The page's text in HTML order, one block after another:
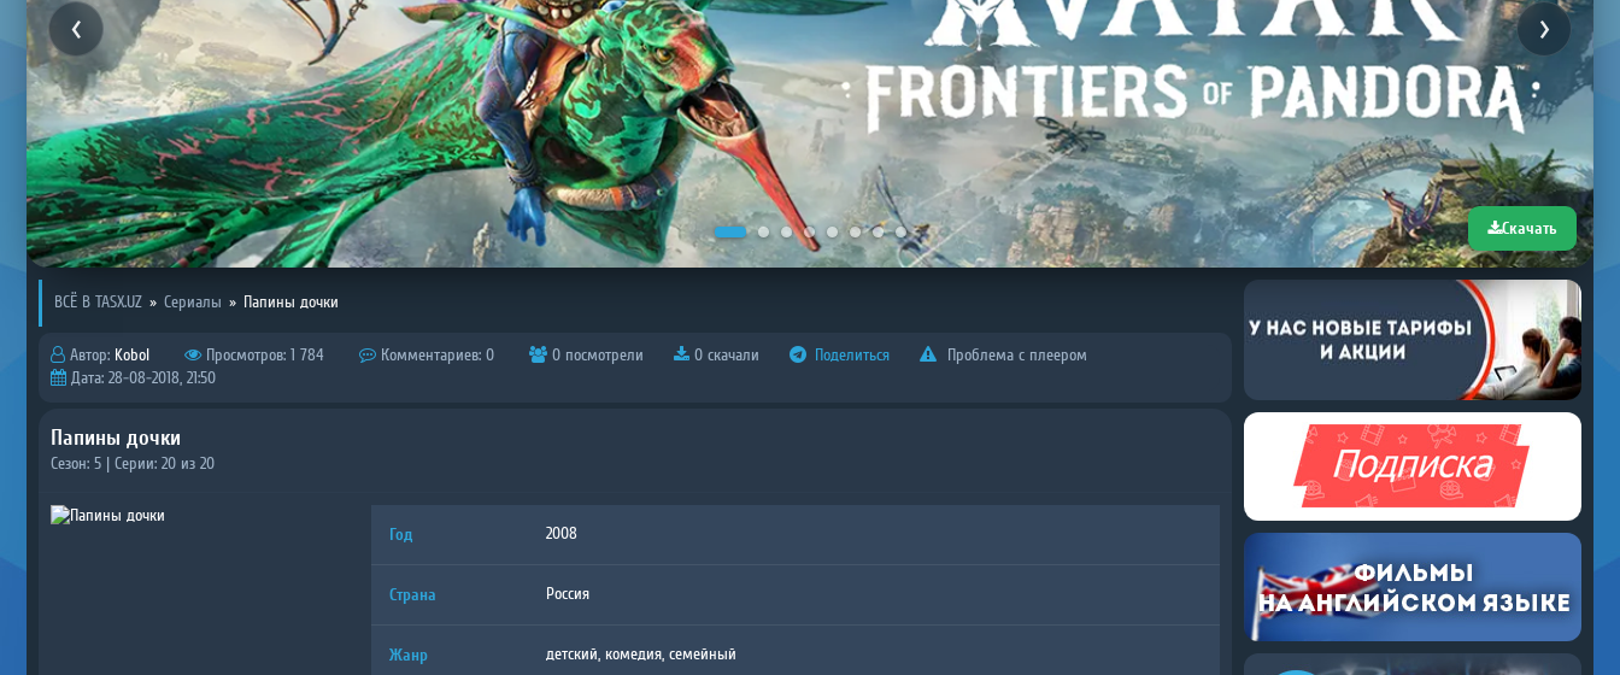
Скачать
ВСЁ В TASX.UZ » Сериалы » Папины дочки
Автор: Kobol Просмотров: 1 784 Комментариев: 0 0 посмотрели 0 скачали Поделиться
Проблема с плеером
Дата: 28-08-2018, 21:50
Папины дочки
Сезон: 5 | Серии: 20 из 20
Год 2008
Страна Россия
Жанр детский, комедия, семейный